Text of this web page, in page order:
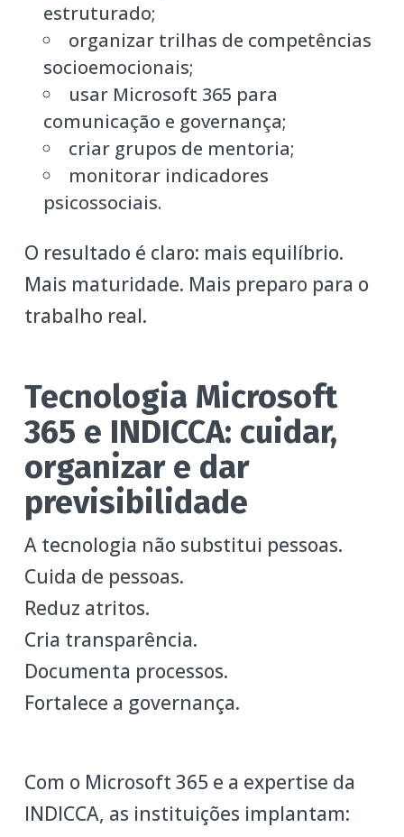
estruturado;
organizar trilhas de competências
socioemocionais;
usar Microsoft 365 para
comunicação e governança;
criar grupos de mentoria;
monitorar indicadores
psicossociais.
O resultado é claro: mais equilíbrio.
Mais maturidade. Mais preparo para o
trabalho real.
Tecnologia Microsoft
365 e INDICCA: cuidar,
organizar e dar
previsibilidade
A tecnologia não substitui pessoas.
Cuida de pessoas.
Reduz atritos.
Cria transparência.
Documenta processos.
Fortalece a governança.
Com o Microsoft 365 e a expertise da
INDICCA, as instituições implantam: